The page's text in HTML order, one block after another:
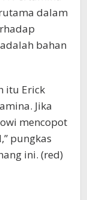
dalam
bahan
itu Erick
Jika
mencopot
pungkas
ini. (red)